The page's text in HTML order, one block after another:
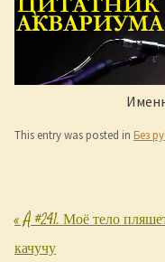
This entry was posted in Без
Post
«Å #241. Моё тело
качучу